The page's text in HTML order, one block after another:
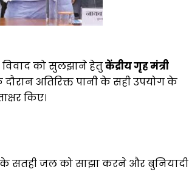
को सुलझाने हेतुकेंद्रीय गृह मंत्री
अतिरिक्त पानी के सही उपयोग के
किए।
के सतही जल को साझा करने और बुनियादी